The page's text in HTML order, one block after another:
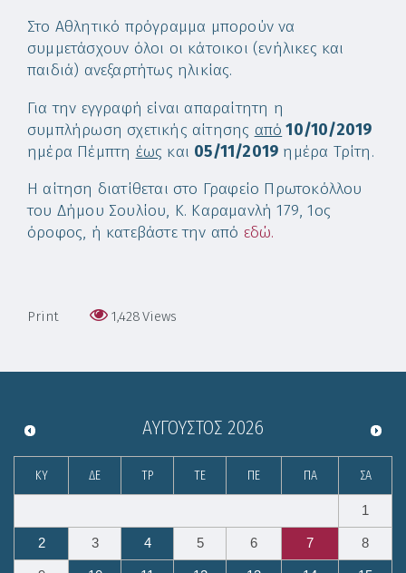
Στο Αθλητικό πρόγραμμα μπορούν να
συμμετάσχουν όλοι οι κάτοικοι (ενήλικες και
παιδιά) ανεξαρτήτως ηλικίας.
Για την εγγραφή είναι απαραίτητη η
συμπλήρωση σχετικής αίτησης από 10/10/2019
ημέρα Πέμπτη έως και 05/11/2019 ημέρα Τρίτη.
Η αίτηση διατίθεται στο Γραφείο Πρωτοκόλλου
του Δήμου Σουλίου, Κ. Καραμανλή 179, 1ος
όροφος, ή κατεβάστε την από εδώ.
Print 1,428Views
ΑΎΓΟΥΣΤΟΣ 2026
ΚΥ ΔΕ ΤΡ ΤΕ ΠΕ ΠΑ ΣΑ
1
2 3 4 5 6 7 8